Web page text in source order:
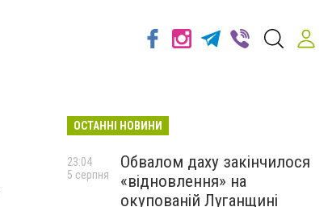
ОСТАННІ НОВИНИ
Обвалом даху закінчилося
«відновлення» на
окупованій Луганщині
23:04
5 серпня